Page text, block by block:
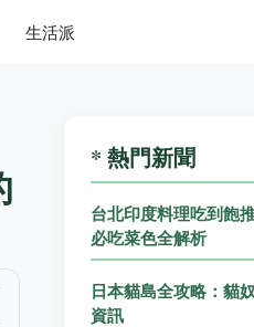
生活派
* 熱門新聞
台北印度料理吃到飽
必吃菜色全解析
日本貓島全攻略：貓
資訊